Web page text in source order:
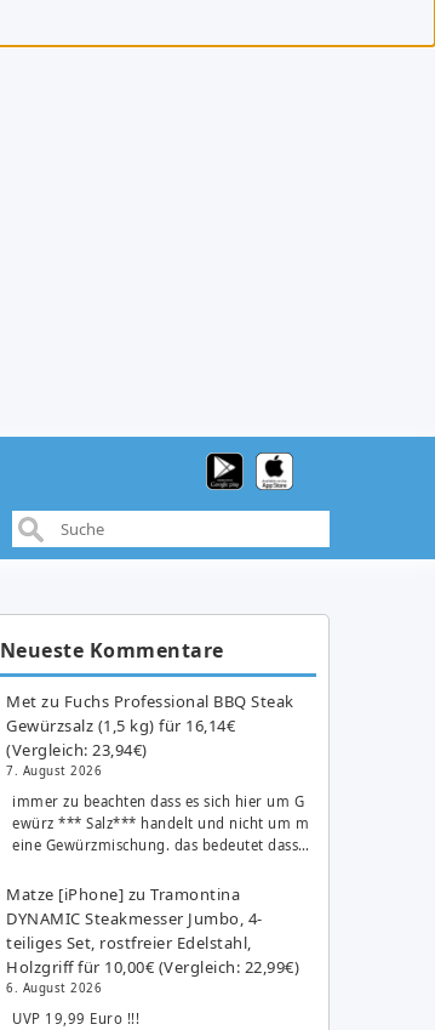
Neueste Kommentare
Met zu Fuchs Professional BBQ Steak
Gewürzsalz (1,5 kg) für 16,14€
(Vergleich: 23,94€)
7. August 2026
immer zu beachten dass es sich hier um G
ewürz *** Salz*** handelt und nicht um m
eine Gewürzmischung. das bedeutet dass…
Matze [iPhone] zuTramontina
DYNAMIC Steakmesser Jumbo, 4-
teiliges Set, rostfreier Edelstahl,
Holzgriff für 10,00€ (Vergleich: 22,99€)
6. August 2026
UVP 19,99 Euro !!!